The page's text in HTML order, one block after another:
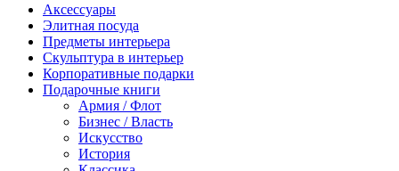
Аксессуары
Элитная посуда
Предметы интерьера
Скульптура в интерьер
Корпоративные подарки
Подарочные книги
Армия / Флот
Бизнес / Власть
Искусство
История